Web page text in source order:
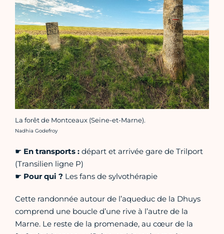
La forêt de Montceaux (Seine-et-Marne).
Crédit photo :
Nadhia Godefroy
☛ En transports : départ et arrivée gare de Trilport
(Transilien ligne P)
☛ Pour qui ? Les fans de sylvothérapie
Cette randonnée autour de l’aqueduc de la Dhuys
comprend une boucle d’une rive à l’autre de la
Marne. Le reste de la promenade, au cœur de la